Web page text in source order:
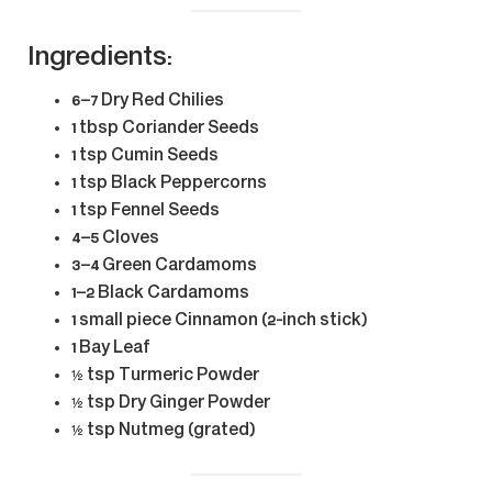
Ingredients:
6–7 Dry Red Chilies
1 tbsp Coriander Seeds
1 tsp Cumin Seeds
1 tsp Black Peppercorns
1 tsp Fennel Seeds
4–5 Cloves
3–4 Green Cardamoms
1–2 Black Cardamoms
1 small piece Cinnamon (2-inch stick)
1 Bay Leaf
½ tsp Turmeric Powder
½ tsp Dry Ginger Powder
½ tsp Nutmeg (grated)